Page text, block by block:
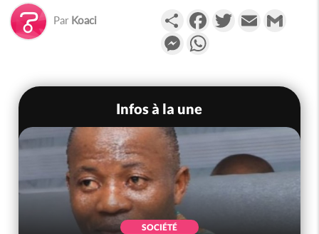
Par Koaci PartagerFacebookTwitterEmail
Messenger
Infos à la une
SOCIÉTÉ